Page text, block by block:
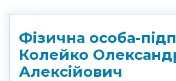
Фізична особа-
Колейко
Алексійович